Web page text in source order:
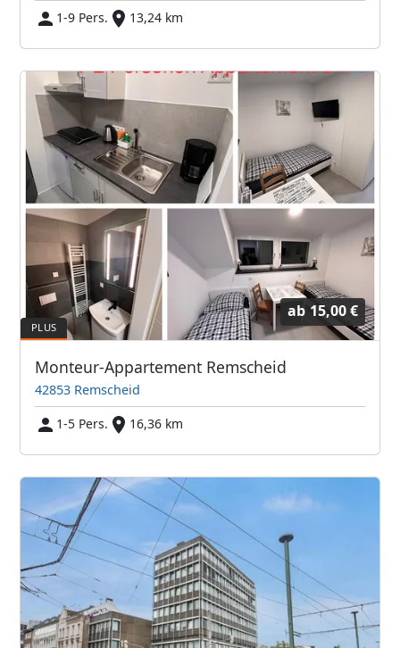
1-9 Pers.
13,24 km
ab 15,00 €
Monteur-Appartement Remscheid
42853 Remscheid
1-5 Pers.
16,36 km